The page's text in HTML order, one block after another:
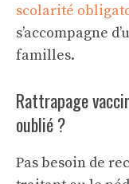
scolarité
s’accompagne
familles.
Rattrapage
oublié ?
Pas besoin de